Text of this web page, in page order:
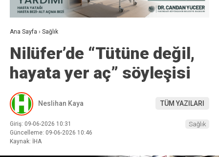
Ana Sayfa › Sağlık
Nilüfer’de “Tütüne değil,
hayata yer aç” söyleşisi
Neslihan Kaya TÜM YAZILARI
Giriş: 09-06-2026 10:31
Güncelleme: 09-06-2026 10:46
Kaynak: İHA
Sağlık